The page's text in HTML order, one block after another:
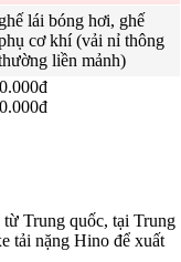
ghế lái bóng hơi, ghế
cơ khí (vải nỉ thông
liền mảnh)
Trung quốc, tại Trung
tải nặng Hino để xuất